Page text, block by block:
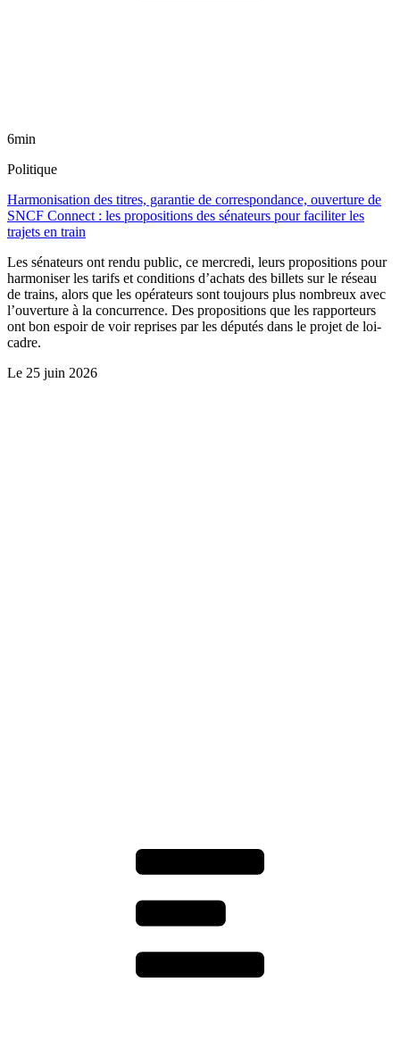
6min
Politique
Harmonisation des titres, garantie de correspondance, ouverture de
SNCF Connect : les propositions des sénateurs pour faciliter les
trajets en train
Les sénateurs ont rendu public, ce mercredi, leurs propositions pour
harmoniser les tarifs et conditions d’achats des billets sur le réseau
de trains, alors que les opérateurs sont toujours plus nombreux avec
l’ouverture à la concurrence. Des propositions que les rapporteurs
ont bon espoir de voir reprises par les députés dans le projet de loi-
cadre.
Le 25 juin 2026